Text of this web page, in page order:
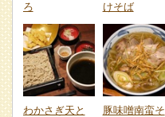
ろ
けそば
わかさぎ天と 豚味噌南蛮そ